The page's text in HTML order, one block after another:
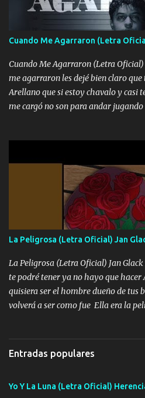
cantamos y por ti nos embriagamos
contigo fui muy feliz a lo mejor no
adoro
Cuando Me Agarraron (Letra
Cuando Me Agarraron (Letra
me agarraron les dejé bien claro
Arellano que si estoy chavalo y casi
me cargó no son para andar
Yo Soy El De Las Pacas Sobrino Del
fajado y mi R terciado me van a ver
mando un abrazo andamos al cien
Ando en la colonia bien acelerado
fallado para mi compadre mandó
Especial sabe que lo apreciamos En
tomando con mujeres hermosas y
bien cuidado bien atrabancado y a
lo que hablo Entre lob...
La Peligrosa (Letra Oficial) Jan
La Peligrosa (Letra Oficial) Jan
te podré tener ya no hayo que hacer
quisiera ser el hombre dueño de tus
volverá a ser como fue Ella era la
años solo pienso en ti mami no me
Música Amar me duele estoy
pasión en la troca tus labios
Entradas populares
Yo Y La Luna (Letra Oficial)